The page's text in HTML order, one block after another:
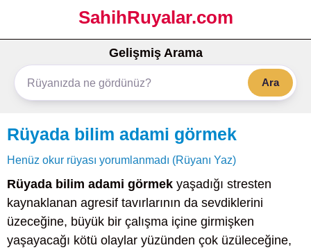
SahihRuyalar.com
Gelişmiş Arama
Ara
Rüyada bilim adami görmek
Henüz okur rüyası yorumlanmadı (Rüyanı Yaz)
Rüyada bilim adami görmek yaşadığı stresten
kaynaklanan agresif tavırlarının da sevdiklerini
üzeceğine, büyük bir çalışma içine girmişken
yaşayacağı kötü olaylar yüzünden çok üzüleceğine,